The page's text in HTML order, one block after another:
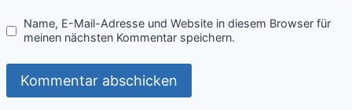
Name, E-Mail-Adresse und Website in diesem Browser für
meinen nächsten Kommentar speichern.